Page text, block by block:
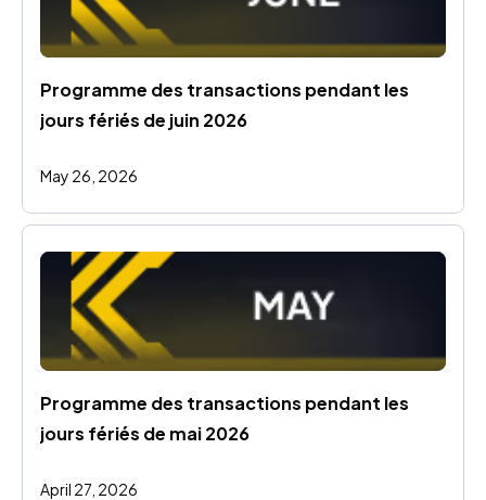
Programme des transactions pendant les
jours fériés de juin 2026
May 26, 2026
Programme des transactions pendant les
jours fériés de mai 2026
April 27, 2026